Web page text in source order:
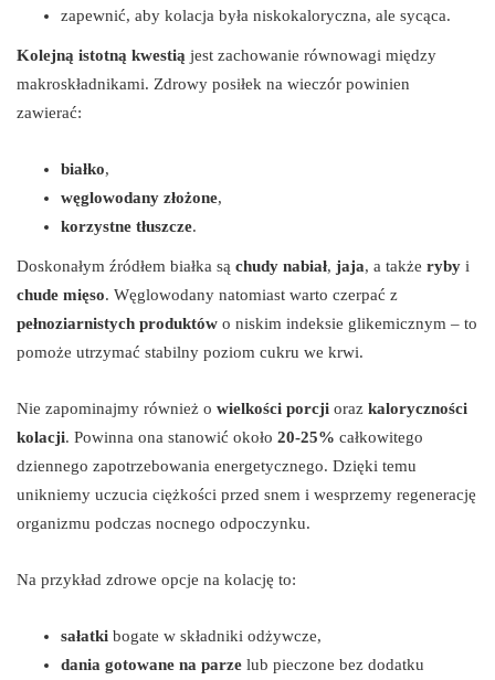
zapewnić, aby kolacja była niskokaloryczna, ale sycąca.
Kolejną istotną kwestią jest zachowanie równowagi między
makroskładnikami. Zdrowy posiłek na wieczór powinien
zawierać:
białko,
węglowodany złożone,
korzystne tłuszcze.
Doskonałym źródłem białka są chudy nabiał, jaja, a także ryby i
chude mięso. Węglowodany natomiast warto czerpać z
pełnoziarnistych produktów o niskim indeksie glikemicznym – to
pomoże utrzymać stabilny poziom cukru we krwi.
Nie zapominajmy również o wielkości porcji oraz kaloryczności
kolacji. Powinna ona stanowić około 20-25% całkowitego
dziennego zapotrzebowania energetycznego. Dzięki temu
unikniemy uczucia ciężkości przed snem i wesprzemy regenerację
organizmu podczas nocnego odpoczynku.
Na przykład zdrowe opcje na kolację to:
sałatki bogate w składniki odżywcze,
dania gotowane na parze lub pieczone bez dodatku